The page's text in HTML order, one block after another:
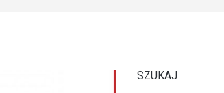
SZUKAJ